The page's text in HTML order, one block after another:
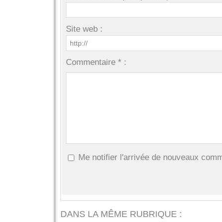
Site web :
Commentaire * :
Me notifier l'arrivée de nouveaux
DANS LA MÊME RUBRIQUE :